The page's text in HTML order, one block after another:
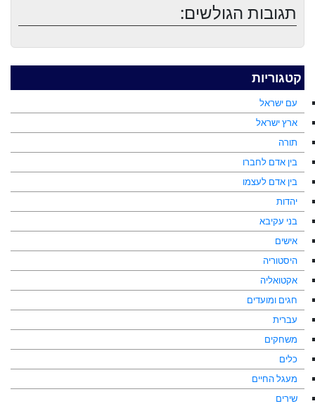
קטגוריות
עם ישראל
ארץ ישראל
תורה
בין אדם לחברו
בין אדם לעצמו
יהדות
בני עקיבא
אישים
היסטוריה
אקטואליה
חגים ומועדים
עברית
משחקים
כלים
מעגל החיים
שירים
תגובות הגולשים: